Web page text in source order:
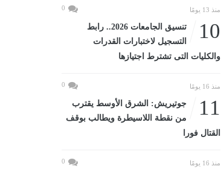
منذ 13 يومًا 0
10
تنسيق الجامعات 2026.. رابط
التسجيل لاختبارات القدرات
والكليات التى تشترط اجتيازها
منذ 16 يومًا 0
11
جوتيريش: الشرق الأوسط يقترب
من نقطة اللاسيطرة ويطالب بوقف
القتال فورا
منذ 16 يومًا 0